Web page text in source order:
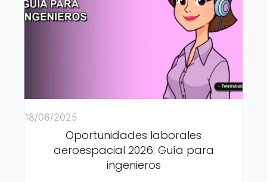
18/06/2025
Oportunidades laborales
aeroespacial 2026: Guía para
ingenieros